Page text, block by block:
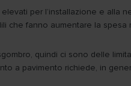
per l’installazione e alla
che fanno aumentare la
quindi ci sono delle
a pavimento richiede, in